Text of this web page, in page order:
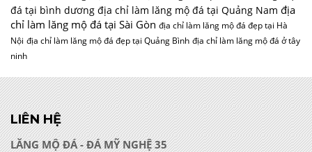
đá tại bình dương địa chỉ làm lăng mộ đá tại Quảng Nam địa
chỉ làm lăng mộ đá tại Sài Gòn địa chỉ làm lăng mộ đá đẹp tại Hà
Nội địa chỉ làm lăng mộ đá đẹp tại Quảng Bình địa chỉ làm lăng mộ đá ở tây
ninh
LIÊN HỆ
LĂNG MỘ ĐÁ - ĐÁ MỸ NGHỆ 35